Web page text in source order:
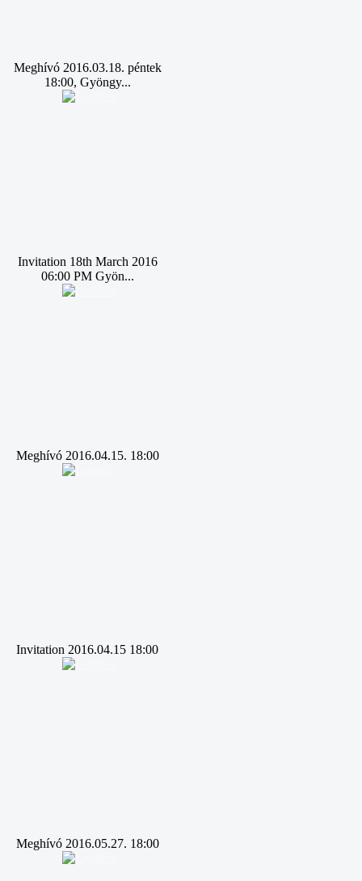
Meghívó 2016.03.18. péntek
18:00, Gyöngy...
Invitation 18th March 2016
06:00 PM Gyön...
Meghívó 2016.04.15. 18:00
Invitation 2016.04.15 18:00
Meghívó 2016.05.27. 18:00